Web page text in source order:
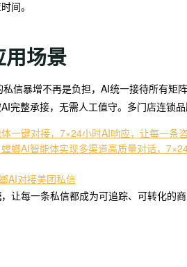
间。
场景
信暴增不再是负担，AI统一接待所有矩
完整承接，无需人工值守。多门店连锁
一键对接，7×24小时AI响应，让每一条
螂AI智能体实现多渠道高质量对话，
AI对接美团私信
，让每一条私信都成为可追踪、可转化的商